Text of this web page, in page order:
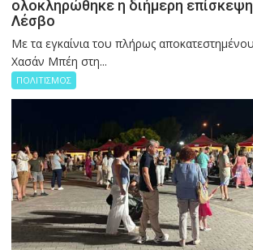
ολοκληρώθηκε η διήμερη
Λέσβο
Με τα εγκαίνια του πλήρως
Χασάν Μπέη στη...
ΠΟΛΙΤΙΣΜΟΣ